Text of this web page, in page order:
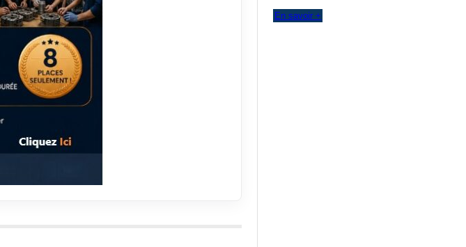
En savoir +